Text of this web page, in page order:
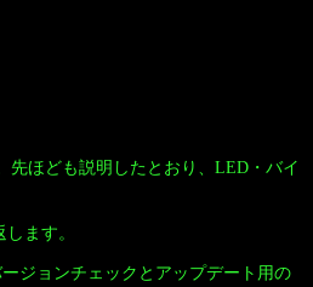
先ほども説明したとおり、LED・バイ
ます。
ージョンチェックとアップデート用の